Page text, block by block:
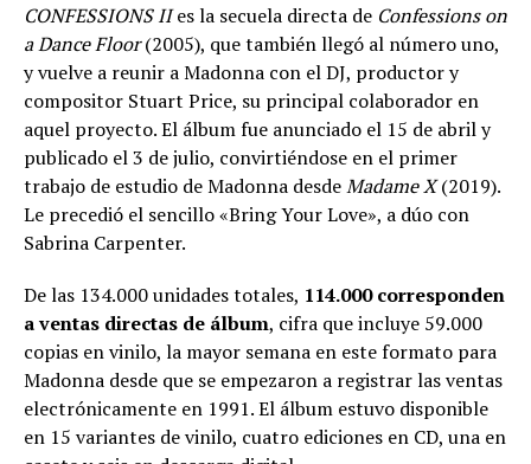
CONFESSIONS IIes la secuela directa de Confessions on
a Dance Floor(2005), que también llegó al número uno,
y vuelve a reunir a Madonna con el DJ, productor y
compositor Stuart Price, su principal colaborador en
aquel proyecto. El álbum fue anunciado el 15 de abril y
publicado el 3 de julio, convirtiéndose en el primer
trabajo de estudio de Madonna desdeMadame X(2019).
Le precedió el sencillo «Bring Your Love», a dúo con
Sabrina Carpenter.
De las 134.000 unidades totales, 114.000 corresponden
a ventas directas de álbum, cifra que incluye 59.000
copias en vinilo, la mayor semana en este formato para
Madonna desde que se empezaron a registrar las ventas
electrónicamente en 1991. El álbum estuvo disponible
en 15 variantes de vinilo, cuatro ediciones en CD, una en